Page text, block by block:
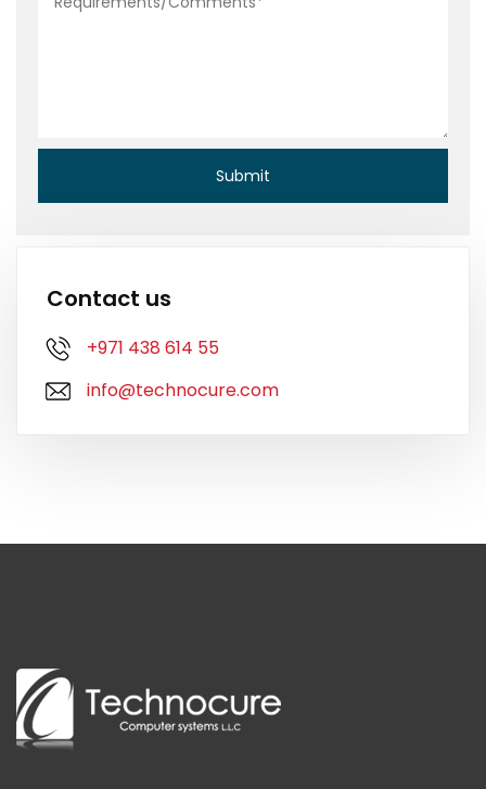
Contact us
+971 438 614 55
info@technocure.com